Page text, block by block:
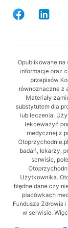
Opublikowane na
informacje oraz
przepisów
równoznaczne z
Materiały
substytutem dla
lub leczenia.
lekceważyć
medycznej z
badań, lekarzy,
serwisie,
Użytkownika.
błędne dane czy
placówkach
Fundusza Zdrowia
w serwisie.